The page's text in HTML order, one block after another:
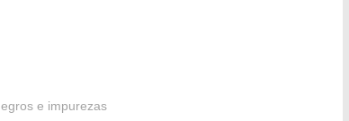
e impurezas